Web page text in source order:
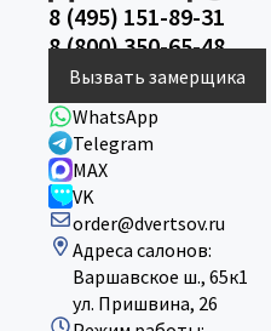
8 (495) 151-89-31
8 (800) 350-65-48
Вызвать замерщика
WhatsApp
Telegram
MAX
VK
order@dvertsov.ru
Адреса салонов:
Варшавское ш., 65к1
ул. Пришвина, 26